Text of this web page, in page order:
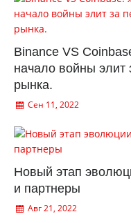
Binance VS
начало войны элит
рынка.
Сен 11, 2022
Новый этап
и партнеры
Авг 21, 2022